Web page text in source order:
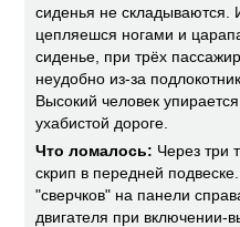
сиденья не складываются.
цепляешся ногами и
сиденье, при трёх
неудобно из-за
Высокий человек
ухабистой дороге.
Что ломалось: Через три
скрип в передней
"сверчков" на панели
двигателя при включении-